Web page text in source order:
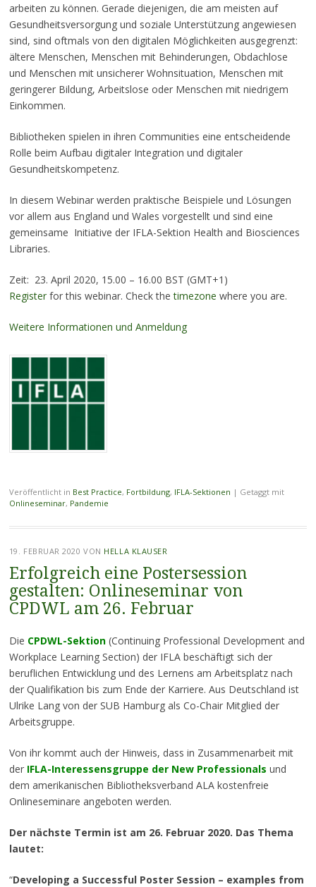
arbeiten zu können. Gerade diejenigen, die am meisten auf
Gesundheitsversorgung und soziale Unterstützung angewiesen
sind, sind oftmals von den digitalen Möglichkeiten ausgegrenzt:
ältere Menschen, Menschen mit Behinderungen, Obdachlose
und Menschen mit unsicherer Wohnsituation, Menschen mit
geringerer Bildung, Arbeitslose oder Menschen mit niedrigem
Einkommen.
Bibliotheken spielen in ihren Communities eine entscheidende
Rolle beim Aufbau digitaler Integration und digitaler
Gesundheitskompetenz.
In diesem Webinar werden praktische Beispiele und Lösungen
vor allem aus England und Wales vorgestellt und sind eine
gemeinsame Initiative der IFLA-Sektion Health and Biosciences
Libraries.
Zeit: 23. April 2020, 15.00 – 16.00 BST (GMT+1)
Registerfor this webinar. Check thetimezone where you are.
Weitere Informationen und Anmeldung
Veröffentlicht in Best Practice, Fortbildung, IFLA-Sektionen | Getaggt mit
Onlineseminar, Pandemie
19. FEBRUAR 2020 VON HELLA KLAUSER
Erfolgreich eine Postersession
gestalten: Onlineseminar von
CPDWL am 26. Februar
Die CPDWL-Sektion(Continuing Professional Development and
Workplace Learning Section) der IFLA beschäftigt sich der
beruflichen Entwicklung und des Lernens am Arbeitsplatz nach
der Qualifikation bis zum Ende der Karriere. Aus Deutschland ist
Ulrike Lang von der SUB Hamburg als Co-Chair Mitglied der
Arbeitsgruppe.
Von ihr kommt auch der Hinweis, dass in Zusammenarbeit mit
der IFLA-Interessensgruppe der New Professionals und
dem amerikanischen Bibliotheksverband ALA kostenfreie
Onlineseminare angeboten werden.
Der nächste Termin ist am 26. Februar 2020. Das Thema
lautet:
“Developing a Successful Poster Session – examples from